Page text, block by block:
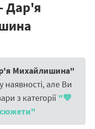
Дар'я
Михайлишина"
наявності, але Ви
з категорії "💙
сюжети"